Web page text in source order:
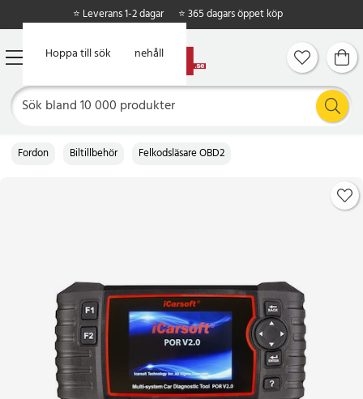
Hoppa till huvudinnehåll
Hoppa till sök
⭐ Leverans 1-2 dagar ⭐ 365 dagars öppet köp
Fordon Biltillbehör Felkodsläsare OBD2